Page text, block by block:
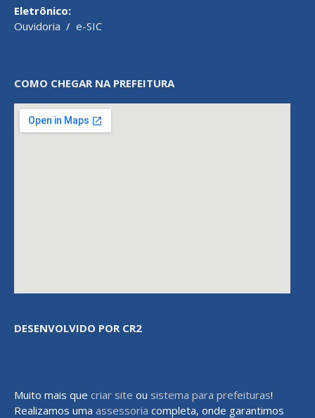
Eletrônico:
Ouvidoria / e-SIC
COMO CHEGAR NA PREFEITURA
DESENVOLVIDO POR CR2
Muito mais que criar site ou sistema para prefeituras!
Realizamos uma assessoria completa, onde garantimos